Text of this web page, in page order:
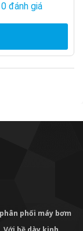
đánh giá
phối máy bơm